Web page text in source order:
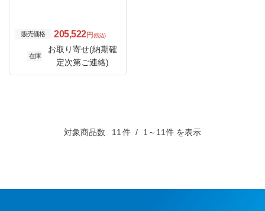
販売価格 205,522円 (税込)
在庫
お取り寄せ(納期確
定次第ご連絡)
対象商品数 11 件 1～11件 を表示